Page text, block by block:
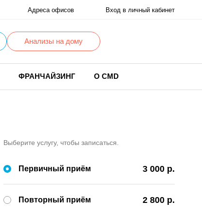
Адреса офисов Вход в личный кабинет
Анализы на дому
ФРАНЧАЙЗИНГ О CMD
Выберите услугу, чтобы записаться.
Первичный приём 3 000 р.
Повторный приём 2 800 р.